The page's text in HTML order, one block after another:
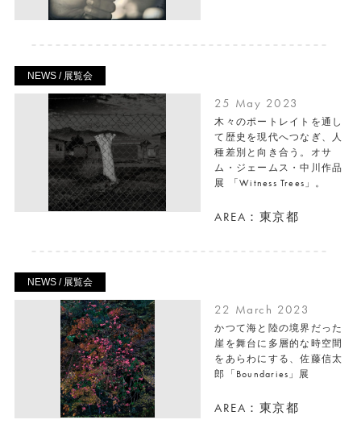
NEWS / 展覧会
25 May 2023
木々のポートレイトを通し
て歴史を現代へつなぎ、人
種差別と向き合う。オサ
ム・ジェームス・中川作品
展 「Witness Trees」。
AREA：東京都
NEWS / 展覧会
22 March 2023
かつて海と陸の境界だった
崖を舞台に多層的な時空間
をあらわにする、佐藤信太
郎「Boundaries」展
AREA：東京都